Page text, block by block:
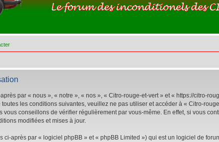
par « nous », « notre », « nos », « Citro-rouge-et-vert » et « https://citro-
les conditions suivantes, veuillez ne pas utiliser et accéder à « Citro-
conseillons de vérifier régulièrement par vous-même. En effet, si vous
modifiées et mises à jour.
ci-après par « logiciel phpBB » et « phpBB Limited ») qui est un logiciel de